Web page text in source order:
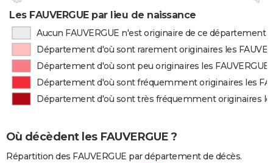
Les FAUVERGUE par lieu de naissance
Aucun FAUVERGUE n'est originaire de ce département
Département d'où sont rarement originaires les
Département d'où sont peu originaires les FAUVERGUE
Département d'où sont fréquemment originaires les
Département d'où sont très fréquemment originaires
Où décèdent les FAUVERGUE ?
Répartition des FAUVERGUE par département de décès.